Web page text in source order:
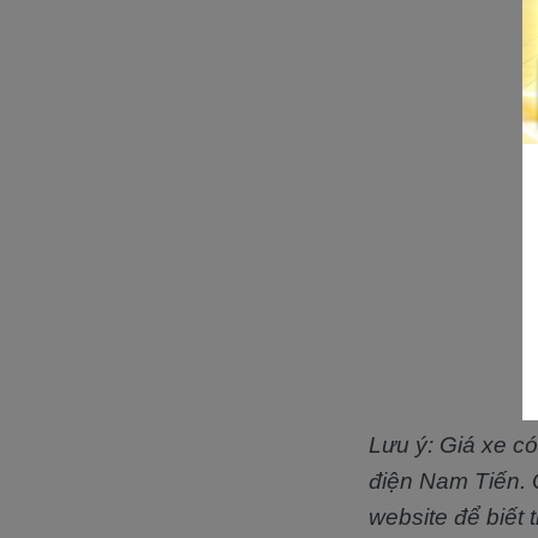
Lưu ý: Giá xe
điện Nam Tiến.
website để biết